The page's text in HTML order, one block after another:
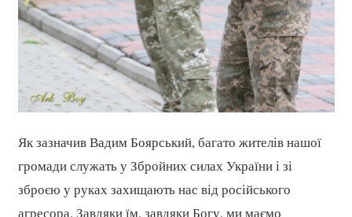
Як зазначив Вадим Боярський, багато жителів нашої
громади служать у Збройних силах України і зі
зброєю у руках захищають нас від російського
агресора. Завдяки їм, завдяки Богу, ми маємо